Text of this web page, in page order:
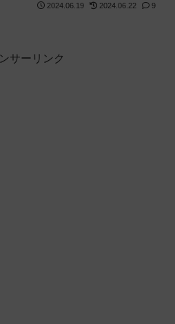
2024.06.19 2024.06.22 9
サーリンク